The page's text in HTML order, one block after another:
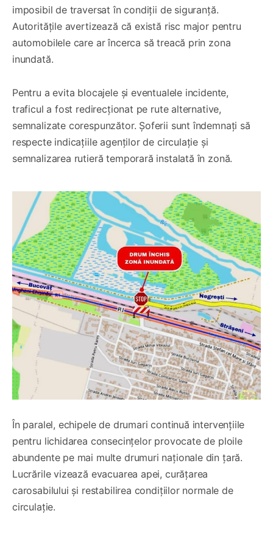
imposibil de traversat în condiții de siguranță.
Autoritățile avertizează că există risc major pentru
automobilele care ar încerca să treacă prin zona
inundată.
Pentru a evita blocajele și eventualele incidente,
traficul a fost redirecționat pe rute alternative,
semnalizate corespunzător. Șoferii sunt îndemnați să
respecte indicațiile agenților de circulație și
semnalizarea rutieră temporară instalată în zonă.
În paralel, echipele de drumari continuă intervențiile
pentru lichidarea consecințelor provocate de ploile
abundente pe mai multe drumuri naționale din țară.
Lucrările vizează evacuarea apei, curățarea
carosabilului și restabilirea condițiilor normale de
circulație.